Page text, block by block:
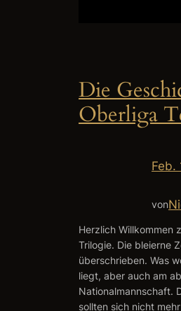
Die
Oberliga
Feb.
von
Herzlich Willkommen
Trilogie. Die bleierne
überschrieben. Was
liegt, aber auch am
Nationalmannschaft.
sollten sich nicht